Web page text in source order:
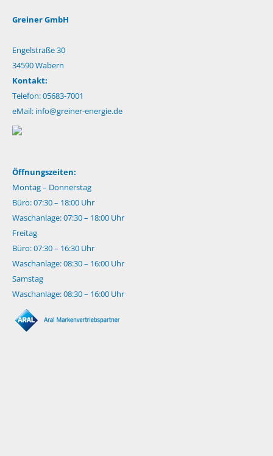
Greiner GmbH
Engelstraße 30
34590 Wabern
Kontakt:
Telefon: 05683-7001
eMail: info@greiner-energie.de
Öffnungszeiten:
Montag – Donnerstag
Büro: 07:30 – 18:00 Uhr
Waschanlage: 07:30 – 18:00 Uhr
Freitag
Büro: 07:30 – 16:30 Uhr
Waschanlage: 08:30 – 16:00 Uhr
Samstag
Waschanlage: 08:30 – 16:00 Uhr